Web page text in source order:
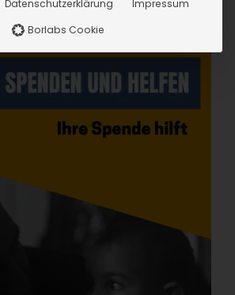
Datenschutzerklärung
Impressum
Borlabs Cookie